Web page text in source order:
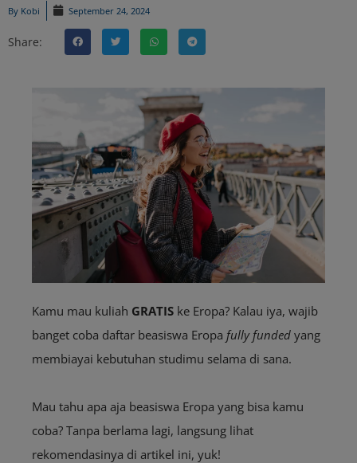
By Kobi September 24, 2024
Share:
Kamu mau kuliah GRATIS ke Eropa? Kalau iya, wajib
banget coba daftar beasiswa Eropa fully funded yang
membiayai kebutuhan studimu selama di sana.
Mau tahu apa aja beasiswa Eropa yang bisa kamu
coba? Tanpa berlama lagi, langsung lihat
rekomendasinya di artikel ini, yuk!